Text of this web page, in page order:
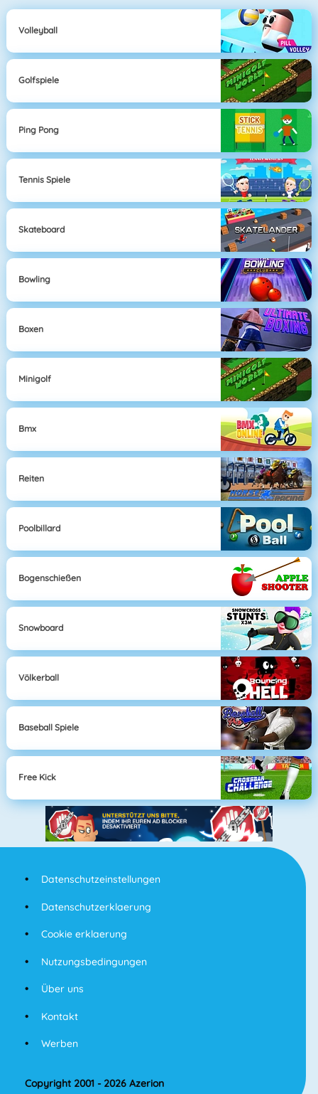
Volleyball
Golfspiele
Ping Pong
Tennis Spiele
Skateboard
Bowling
Boxen
Minigolf
Bmx
Reiten
Poolbillard
Bogenschießen
Snowboard
Völkerball
Baseball Spiele
Free Kick
Datenschutzeinstellungen
Datenschutzerklaerung
Cookie erklaerung
Nutzungsbedingungen
Über uns
Kontakt
Werben
Copyright 2001 - 2026 Azerion